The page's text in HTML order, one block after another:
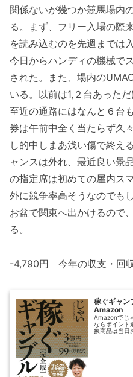
関係ないが幾つか競馬場内
る。まず、フリー入場の際
を読み込むのを先週までは
今日からハンディの機械で
された。また、場内の
いる。以前は1,２台あった
至近の通路にはなんと６台
券は午前中全く当たらず久
し的中しまあ浅い傷で終え
ャンスは外れ、最近良い景
の指定席は初めての屋内ス
外に競争率高そうなのでも
お盆で関東へ出かけるので
る。
-4,790円 今年の収支・回
稼ぐギャン
Amazon
Amazonでじ
ならポイント
象商品は当日